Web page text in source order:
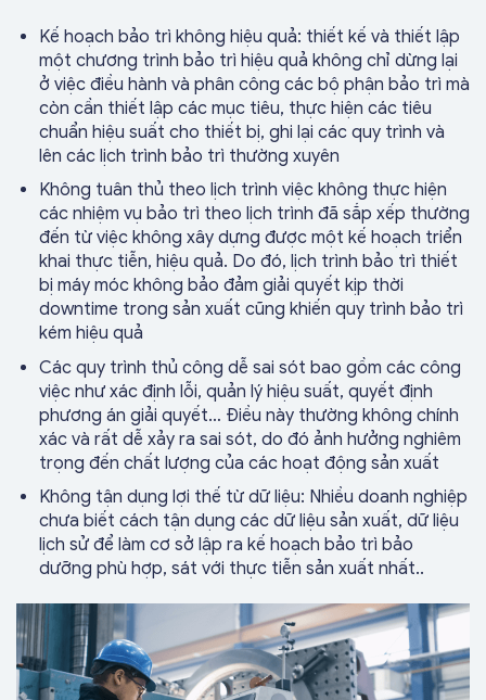
Kế hoạch bảo trì không hiệu quả: thiết kế và thiết lập
một chương trình bảo trì hiệu quả không chỉ dừng lại
ở việc điều hành và phân công các bộ phận bảo trì mà
còn cần thiết lập các mục tiêu, thực hiện các tiêu
chuẩn hiệu suất cho thiết bị, ghi lại các quy trình và
lên các lịch trình bảo trì thường xuyên
Không tuân thủ theo lịch trình việc không thực hiện
các nhiệm vụ bảo trì theo lịch trình đã sắp xếp thường
đến từ việc không xây dựng được một kế hoạch triển
khai thực tiễn, hiệu quả. Do đó, lịch trình bảo trì thiết
bị máy móc không bảo đảm giải quyết kịp thời
downtime trong sản xuất cũng khiến quy trình bảo trì
kém hiệu quả
Các quy trình thủ công dễ sai sót bao gồm các công
việc như xác định lỗi, quản lý hiệu suất, quyết định
phương án giải quyết… Điều này thường không chính
xác và rất dễ xảy ra sai sót, do đó ảnh hưởng nghiêm
trọng đến chất lượng của các hoạt động sản xuất
Không tận dụng lợi thế từ dữ liệu: Nhiều doanh nghiệp
chưa biết cách tận dụng các dữ liệu sản xuất, dữ liệu
lịch sử để làm cơ sở lập ra kế hoạch bảo trì bảo
dưỡng phù hợp, sát với thực tiễn sản xuất nhất..